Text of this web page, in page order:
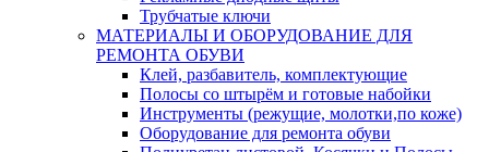
Трубчатые ключи
МАТЕРИАЛЫ И ОБОРУДОВАНИЕ ДЛЯ
РЕМОНТА ОБУВИ
Клей, разбавитель, комплектующие
Полосы со штырём и готовые набойки
Инструменты (режущие, молотки,по коже)
Оборудование для ремонта обуви